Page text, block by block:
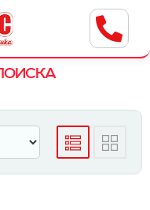
8a